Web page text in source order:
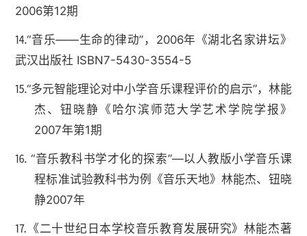
2006第12期
⒕“音乐——生命的律动”，2006年《湖北名家讲坛》
武汉出版社 ISBN7-5430-3554-5
⒖“多元智能理论对中小学音乐课程评价的启示”，林能
杰、钮晓静《哈尔滨师范大学艺术学院学报》
2007年第1期
⒗ “音乐教科书学才化的探索”—以人教版小学音乐课
程标准试验教科书为例《音乐天地》林能杰、钮晓
静2007年
⒘《二十世纪日本学校音乐教育发展研究》林能杰著